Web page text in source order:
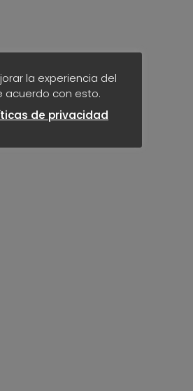
la experiencia del
acuerdo con esto.
de privacidad